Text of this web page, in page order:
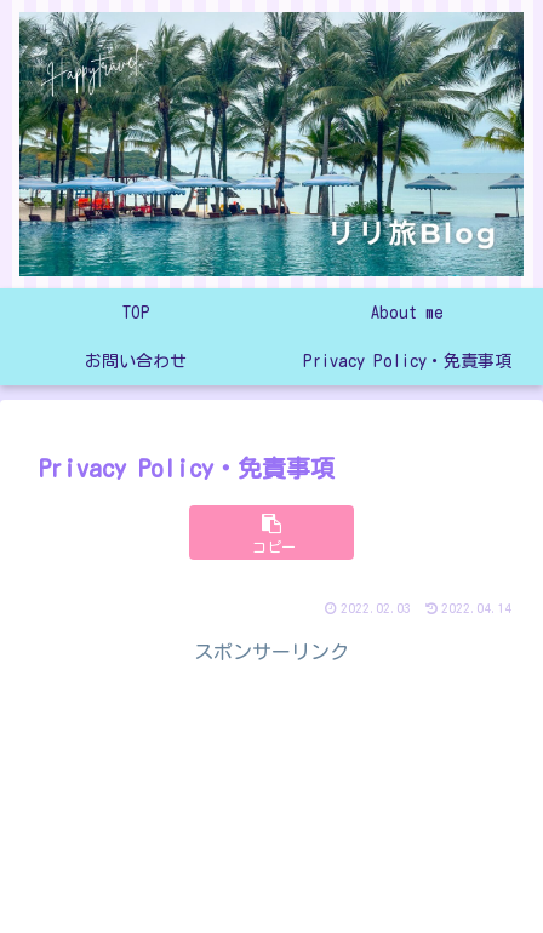
TOP About me
お問い合わせ Privacy Policy・免責事項
Privacy Policy・免責事項
コピー
2022.02.03 2022.04.14
スポンサーリンク